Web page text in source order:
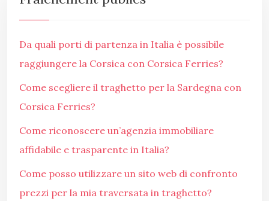
Da quali porti di partenza in Italia è possibile
raggiungere la Corsica con Corsica Ferries?
Come scegliere il traghetto per la Sardegna con
Corsica Ferries?
Come riconoscere un’agenzia immobiliare
affidabile e trasparente in Italia?
Come posso utilizzare un sito web di confronto
prezzi per la mia traversata in traghetto?